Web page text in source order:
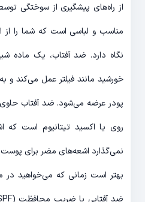
از راه‌های پیشگیری از سوختگی
مناسب و لباسی است که شما را
نگاه دارد. ضد آفتاب، یک ماده
خورشید مانند فیلتر عمل می‌کند و
پودر عرضه می‌شود. ضد آفتاب حاوی
روی یا اکسید تیتانیوم است که
نمی‌گذارد اشعه‌های مضر برای